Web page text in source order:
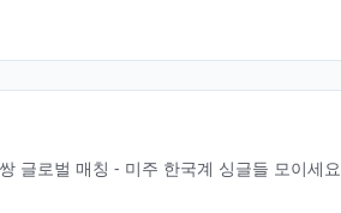
글로벌 매칭 - 미주 한국계 싱글들 모이세요